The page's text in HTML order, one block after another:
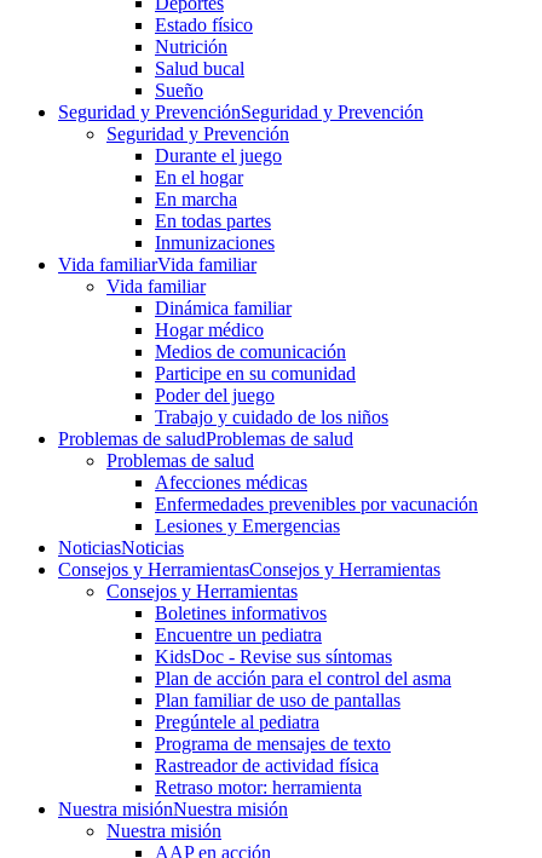
Estado físico
Nutrición
Salud bucal
Sueño
Seguridad y PrevenciónSeguridad y Prevención
Seguridad y Prevención
Durante el juego
En el hogar
En marcha
En todas partes
Inmunizaciones
Vida familiarVida familiar
Vida familiar
Dinámica familiar
Hogar médico
Medios de comunicación
Participe en su comunidad
Poder del juego
Trabajo y cuidado de los niños
Problemas de saludProblemas de salud
Problemas de salud
Afecciones médicas
Enfermedades prevenibles por vacunación
Lesiones y Emergencias
NoticiasNoticias
Consejos y HerramientasConsejos y Herramientas
Consejos y Herramientas
Boletines informativos
Encuentre un pediatra
KidsDoc - Revise sus síntomas
Plan de acción para el control del asma
Plan familiar de uso de pantallas
Pregúntele al pediatra
Programa de mensajes de texto
Rastre​​ador de activida​d física
Retraso motor: herramienta
Nuestra misiónNuestra misión
Nuestra misión
AAP en acción